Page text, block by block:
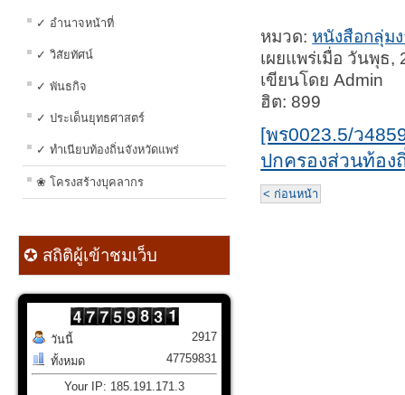
✓ อำนาจหน้าที่
✓ วิสัยทัศน์
✓ พันธกิจ
✓ ประเด็นยุทธศาสตร์
✓ ทำเนียบท้องถิ่นจังหวัดแพร่
❀ โครงสร้างบุคลากร
✪ สถิติผู้เข้าชมเว็บ
วันนี้
ทั้งหมด
2917
47759831
Your IP: 185.191.171.3
หมวด: หนังสือกลุ่ม
เผยแพร่เมื่อ วันพุธ
เขียนโดย Admin
ฮิต: 899
[พร0023.5/ว
ปกครองส่วนท้อง
< ก่อนหน้า